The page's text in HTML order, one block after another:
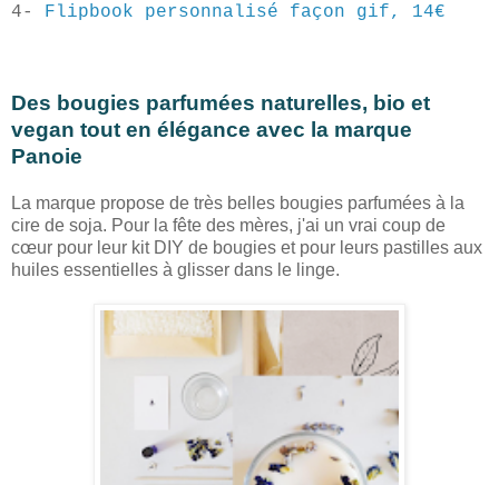
4- Flipbook personnalisé façon gif, 14€
Des bougies parfumées naturelles, bio et
vegan tout en élégance avec la marque
Panoie
La marque propose de très belles bougies parfumées à la
cire de soja. Pour la fête des mères, j'ai un vrai coup de
cœur pour leur kit DIY de bougies et pour leurs pastilles aux
huiles essentielles à glisser dans le linge.